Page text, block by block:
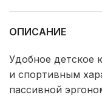
ОПИСАНИЕ
Удобное детское
и спортивным
пассивной